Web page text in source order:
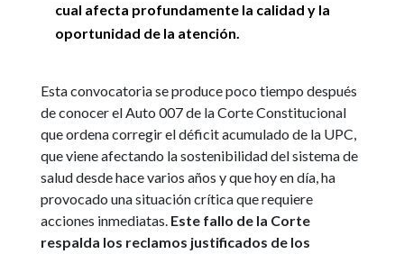
cual afecta profundamente la calidad y la
oportunidad de la atención.
Esta convocatoria se produce poco tiempo después
de conocer el Auto 007 de la Corte Constitucional
que ordena corregir el déficit acumulado de la UPC,
que viene afectando la sostenibilidad del sistema de
salud desde hace varios años y que hoy en día, ha
provocado una situación crítica que requiere
acciones inmediatas. Este fallo de la Corte
respalda los reclamos justificados de los